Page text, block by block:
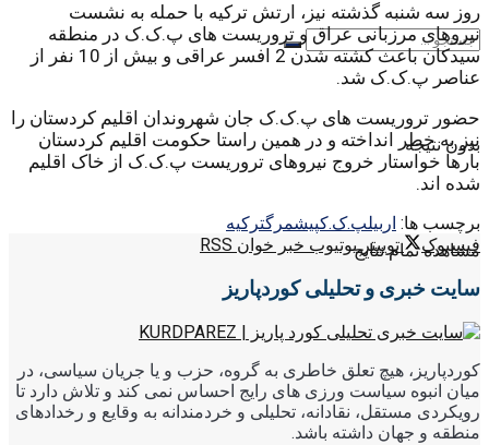
بدون نتیجه
مشاهده تمام نتایج
روز سه شنبه گذشته نیز، ارتش ترکیه با حمله به نشست
نیروهای مرزبانی عراق و تروریست های پ.ک.ک در منطقه
سیدکان باعث کشته شدن 2 افسر عراقی و بیش از 10 نفر از
عناصر پ.ک.ک شد.
حضور تروریست های پ.ک.ک جان شهروندان اقلیم کردستان را
نیز به خطر انداخته و در همین راستا حکومت اقلیم کردستان
بارها خواستار خروج نیروهای تروریست پ.ک.ک از خاک اقلیم
شده اند.
برچسب ها: اربیلپ.ک.کپیشمرگترکیه
فیسبوک
توییتر یوتیوب خبر خوان RSS
سایت خبری و تحلیلی کوردپاریز
کوردپاریز، هیچ تعلق خاطری به گروه، حزب و یا جریان سیاسی، در
میان انبوه سیاست ورزی های رایج احساس نمی کند و تلاش دارد تا
رویکردی مستقل، نقادانه، تحلیلی و خردمندانه به وقایع و رخدادهای
منطقه و جهان داشته باشد.